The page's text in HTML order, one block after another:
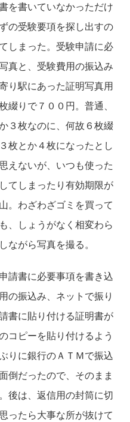
を書いていなかっただけ
の受験要項を探し出すの
しまった。受験申請に必
真と、受験費用の振込み
り駅にあった証明写真用
綴りで７００円。普通、
３枚なのに、何故６枚綴
枚とか４枚になったとし
えないが、いつも使った
てしまったり有効期限が
。わざわざゴミを買って
、しょうがなく相変わら
ながら写真を撮る。
請書に必要事項を書き込
の振込み、ネットで振り
書に貼り付ける証明書が
コピーを貼り付けるよう
りに銀行のＡＴＭで振込
倒だったので、そのまま
後は、返信用の封筒に切
ったら大事な所が抜けて